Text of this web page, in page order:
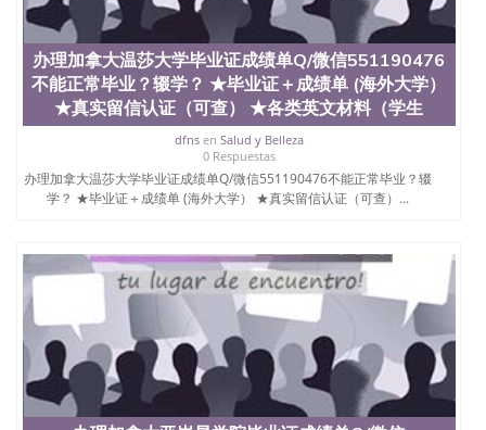
办理加拿大温莎大学毕业证成绩单Q/微信551190476
不能正常毕业？辍学？ ★毕业证＋成绩单 (海外大学）
★真实留信认证（可查） ★各类英文材料（学生
dfnsen Salud y Belleza
0 Respuestas
办理加拿大温莎大学毕业证成绩单Q/微信551190476不能正常毕业？辍
学？ ★毕业证＋成绩单 (海外大学） ★真实留信认证（可查）...